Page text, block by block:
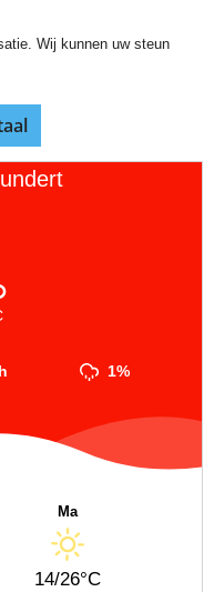
Wij kunnen uw steun
1%
Ma
14/26°C